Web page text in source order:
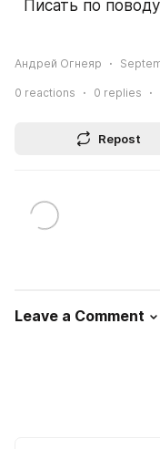
Писать по поводу
Андрей Огнеяр
0 reactions 0 replies
Repost
Leave a Comment